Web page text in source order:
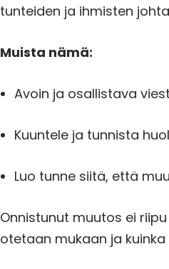
tunteiden ja ihmisten
Muista nämä:
Avoin ja osallistava
Kuuntele ja tunnista
Luo tunne siitä, että
Onnistunut muutos ei
otetaan mukaan ja